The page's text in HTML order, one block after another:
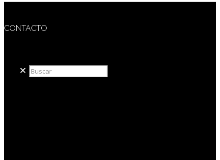
CONTACTO
✕